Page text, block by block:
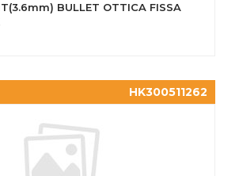
BULLET OTTICA FISSA
HK300511262